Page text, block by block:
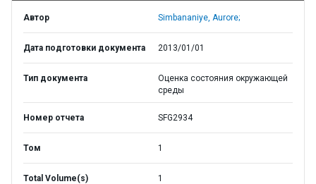
Автор Simbananiye, Aurore;
Дата подготовки документа 2013/01/01
Тип документа
Оценка состояния окружающей
среды
Номер отчета SFG2934
Том 1
Total Volume(s) 1